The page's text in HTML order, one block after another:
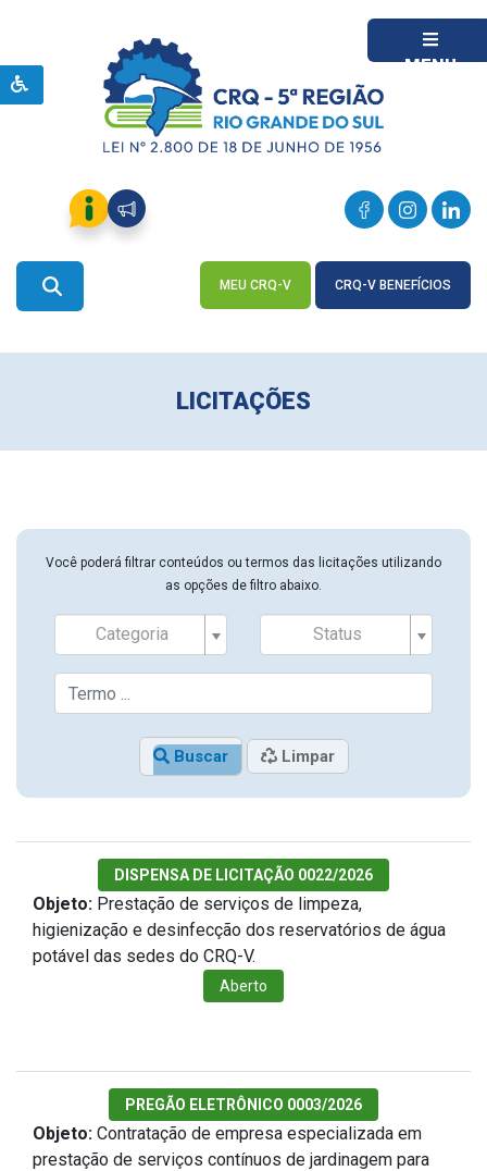
MENU
MEU CRQ-V CRQ-V BENEFÍCIOS
LICITAÇÕES
Você poderá filtrar conteúdos ou termos das licitações utilizando
as opções de filtro abaixo.
Categoria Status
Buscar Limpar
DISPENSA DE LICITAÇÃO 0022/2026
Objeto: Prestação de serviços de limpeza,
higienização e desinfecção dos reservatórios de água
potável das sedes do CRQ-V.
Aberto
PREGÃO ELETRÔNICO 0003/2026
Objeto: Contratação de empresa especializada em
prestação de serviços contínuos de jardinagem para